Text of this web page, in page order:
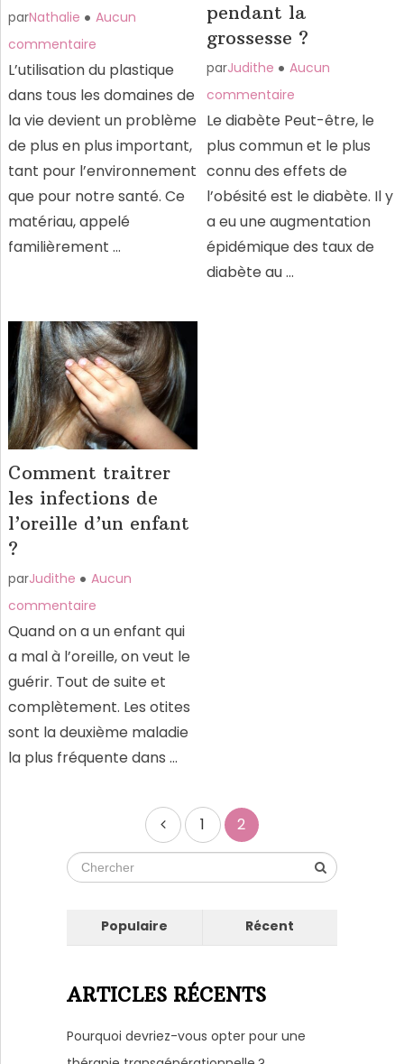
parNathalie
Aucun
commentaire
L’utilisation du plastique
dans tous les domaines de
la vie devient un problème
de plus en plus important,
tant pour l’environnement
que pour notre santé. Ce
matériau, appelé
familièrement …
pendant la
grossesse ?
parJudithe
Aucun
commentaire
Le diabète Peut-être, le
plus commun et le plus
connu des effets de
l’obésité est le diabète. Il y
a eu une augmentation
épidémique des taux de
diabète au …
Comment traitrer
les infections de
l’oreille d’un enfant
?
parJudithe
Aucun
commentaire
Quand on a un enfant qui
a mal à l’oreille, on veut le
guérir. Tout de suite et
complètement. Les otites
sont la deuxième maladie
la plus fréquente dans …
publications
1 2
Populaire Récent
ARTICLES RÉCENTS
Pourquoi devriez-vous opter pour une